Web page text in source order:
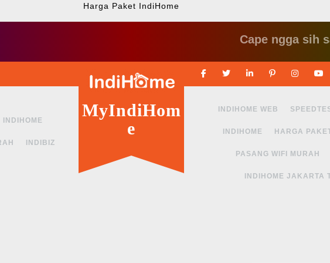
Harga Paket IndiHome
Cape ngga sih
FacebookTwitter LinkedinPinterest
INDIHOME
INDIBIZ
MyIndiHom
e
INDIHOME WEB
INDIHOME HARGA
PASANG WIFI MURAH
INDIHOME JAKARTA